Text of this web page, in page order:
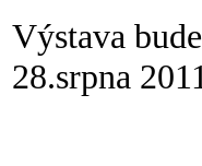
Výstava
28.srpna